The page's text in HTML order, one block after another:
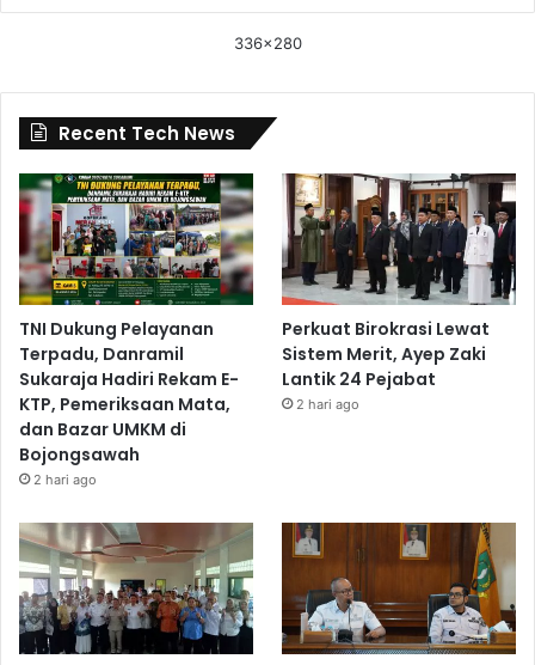
336x280
Recent Tech News
TNI Dukung Pelayanan
Terpadu, Danramil
Sukaraja Hadiri Rekam E-
KTP, Pemeriksaan Mata,
dan Bazar UMKM di
Bojongsawah
2 hari ago
Perkuat Birokrasi Lewat
Sistem Merit, Ayep Zaki
Lantik 24 Pejabat
2 hari ago